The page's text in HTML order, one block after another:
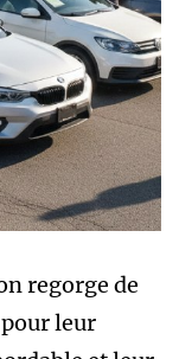
regorge de
leur